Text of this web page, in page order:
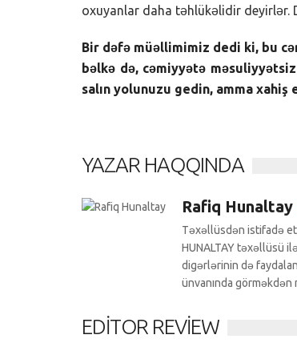
oxuyanlar daha təhlükəlidir deyirlər.
Bir dəfə müəllimimiz dedi ki, bu
bəlkə də, cəmiyyətə məsuliyyətsiz
salın yolunuzu gedin, amma xahiş
YAZAR HAQQINDA
Rafiq Hunaltay
Təxəllüsdən istifadə
HUNALTAY təxəllüsü
digərlərinin də
ünvanında görməkdən
EDITOR REVIEW